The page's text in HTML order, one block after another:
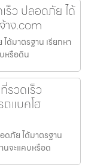
ร็ว ปลอดภัย ได้
าง.com
ด้มาตรฐาน เรียกหา
หรือดิน
วดเร็ว
แบคโฮ
ดภัย ได้มาตรฐาน
นจะแคบหรือด